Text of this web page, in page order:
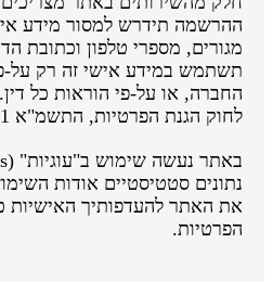
ההרשמה תידרש למסור מידע
מגורים, מספרי טלפון וכתובת
תשתמש במידע אישי זה רק על-פי
החברה, או על-פי הוראות כל
לחוק הגנת הפרטיות, התשמ"א 1981.
נתונים סטטיסטיים אודות
את האתר להעדפותיך האישיות
הפרטיות.